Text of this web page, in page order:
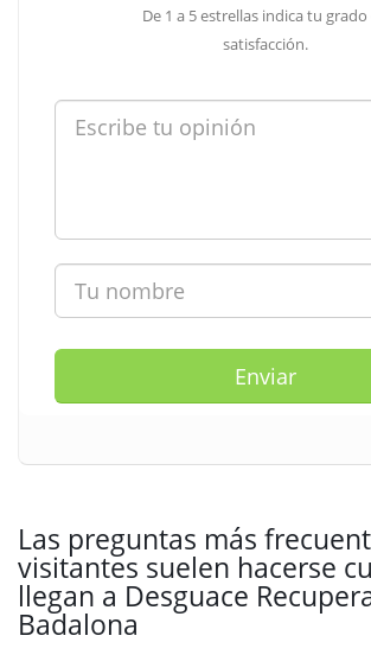
De 1 a 5 estrellas indica tu
satisfacción.
Enviar
Las preguntas más
visitantes suelen hacerse
llegan a Desguace
Badalona